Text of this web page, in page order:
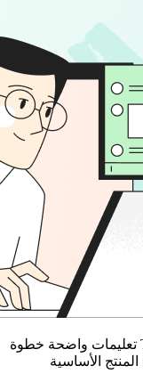
توفر أدلة الفيديو الخاصة بـ Tenorshare تعليمات واضحة خطوة
الأساسية